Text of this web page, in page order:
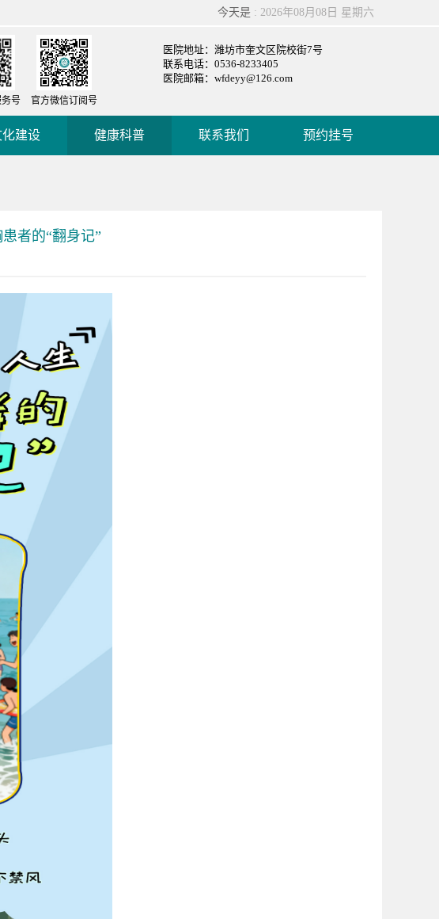
今天是 : 2026年08月08日 星期六
号 官方微信订阅号
医院地址：潍坊市奎文区院校街7号
联系电话：0536-8233405
医院邮箱：wfdeyy@126.com
化建设 健康科普 联系我们 预约挂号
者的“翻身记”